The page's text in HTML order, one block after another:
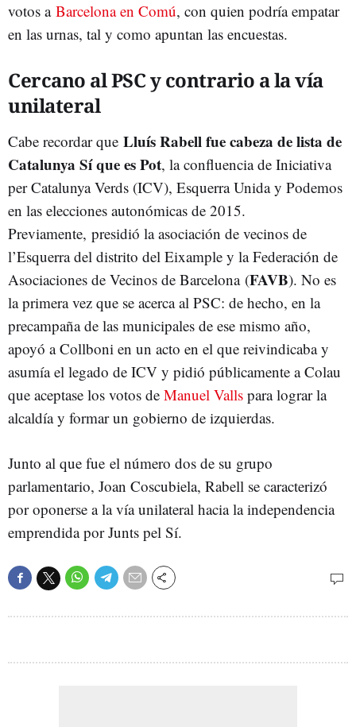
votos a Barcelona en Comú, con quien podría empatar
en las urnas, tal y como apuntan las encuestas.
Cercano al PSC y contrario a la vía
unilateral
Cabe recordar que Lluís Rabell fue cabeza de lista de
Catalunya Sí que es Pot, la confluencia de Iniciativa
per Catalunya Verds (ICV), Esquerra Unida y Podemos
en las elecciones autonómicas de 2015.
Previamente, presidió la asociación de vecinos de
l’Esquerra del distrito del Eixample y la Federación de
Asociaciones de Vecinos de Barcelona (FAVB). No es
la primera vez que se acerca al PSC: de hecho, en la
precampaña de las municipales de ese mismo año,
apoyó a Collboni en un acto en el que reivindicaba y
asumía el legado de ICV y pidió públicamente a Colau
que aceptase los votos de Manuel Valls para lograr la
alcaldía y formar un gobierno de izquierdas.
Junto al que fue el número dos de su grupo
parlamentario, Joan Coscubiela, Rabell se caracterizó
por oponerse a la vía unilateral hacia la independencia
emprendida por Junts pel Sí.